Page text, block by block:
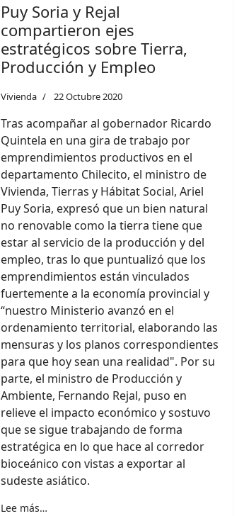
Puy Soria y Rejal
compartieron ejes
estratégicos sobre Tierra,
Producción y Empleo
Vivienda 22 Octubre 2020
Tras acompañar al gobernador Ricardo
Quintela en una gira de trabajo por
emprendimientos productivos en el
departamento Chilecito, el ministro de
Vivienda, Tierras y Hábitat Social, Ariel
Puy Soria, expresó que un bien natural
no renovable como la tierra tiene que
estar al servicio de la producción y del
empleo, tras lo que puntualizó que los
emprendimientos están vinculados
fuertemente a la economía provincial y
“nuestro Ministerio avanzó en el
ordenamiento territorial, elaborando las
mensuras y los planos correspondientes
para que hoy sean una realidad". Por su
parte, el ministro de Producción y
Ambiente, Fernando Rejal, puso en
relieve el impacto económico y sostuvo
que se sigue trabajando de forma
estratégica en lo que hace al corredor
bioceánico con vistas a exportar al
sudeste asiático.
Lee más…